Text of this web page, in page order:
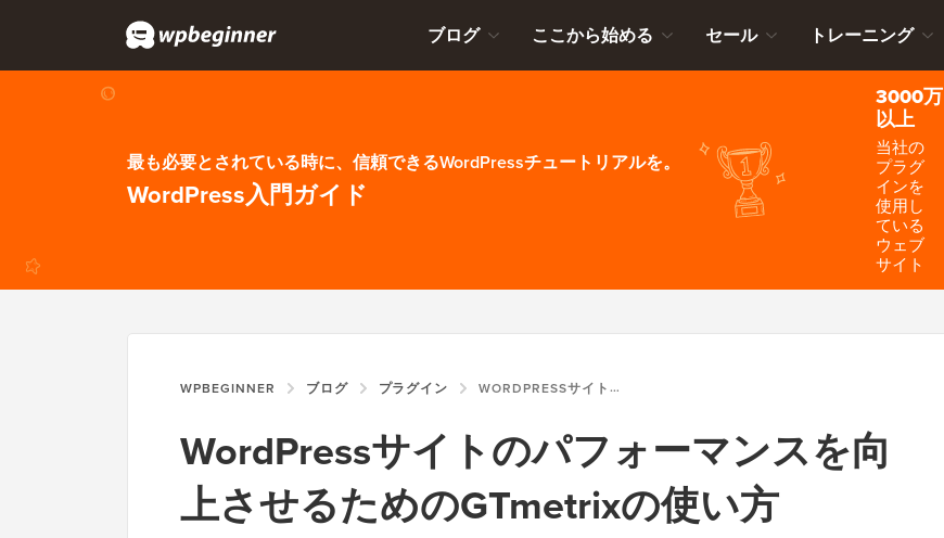
ブログ ここから始める セール トレーニング
最も必要とされている時に、信頼できるWordPressチュートリアルを。
WordPress入門ガイド
3000万
以上
当社の
プラグ
インを
使用し
ている
ウェブ
サイト
WPBEGINNER ブログ プラグイン WORDPRESSサイトのパフォーマンスを向上させるためのGTMETRIXの使い方
WordPressサイトのパフォーマンスを向
上させるためのGTmetrixの使い方